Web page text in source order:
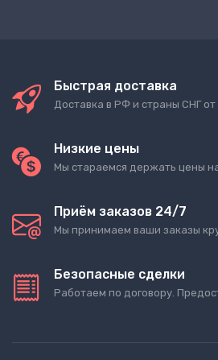
Быстрая доставка
Доставка в РФ и страны СНГ от
Низкие цены
Мы стараемся держать цены
Приём заказов 24/7
Мы принимаем ваши заказы
Безопасные сделки
Работаем по договору.